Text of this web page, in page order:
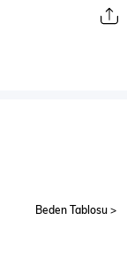
Beden Tablosu